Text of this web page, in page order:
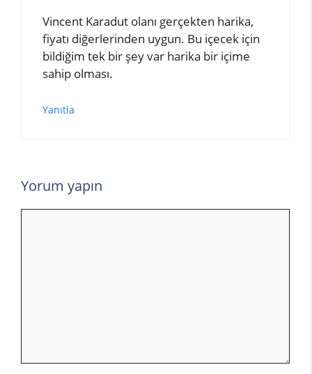
Vincent Karadut olanı gerçekten harika,
fiyatı diğerlerinden uygun. Bu içecek için
bildiğim tek bir şey var harika bir içime
sahip olması.
Yanıtla
Yorum yapın